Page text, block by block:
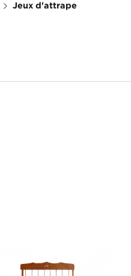
Jeux d'attrape